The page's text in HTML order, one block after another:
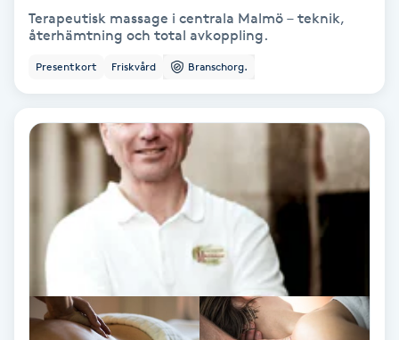
Bottenfärg
Brynformning
Brynfärgning
Brynplockning
Bröllopsuppsättning
Celluliter
Terapeutisk massage i centrala Malmö – teknik,
återhämtning och total avkoppling.
Presentkort Friskvård Branschorg.